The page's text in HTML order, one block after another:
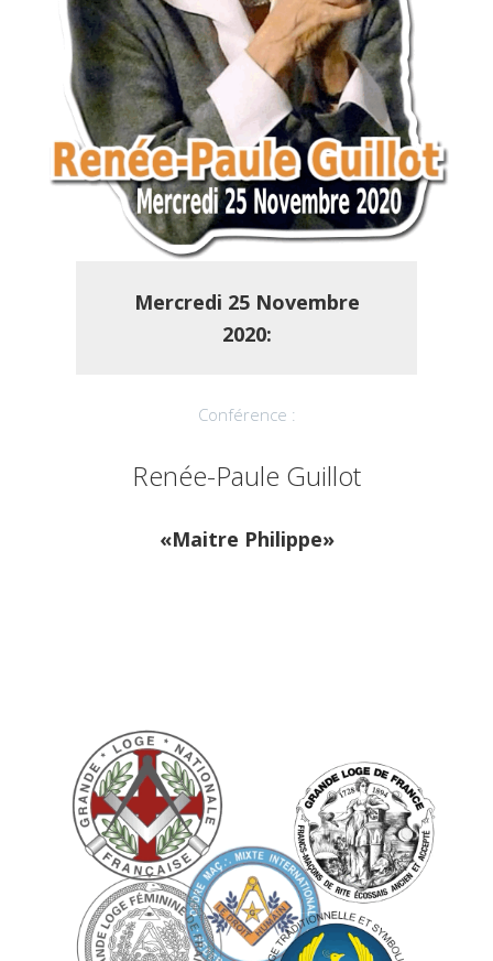
Mercredi 25 Novembre
2020:
Conférence :
Renée-Paule Guillot
«Maitre Philippe»